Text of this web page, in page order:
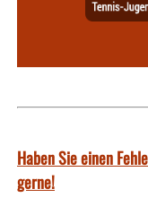
Haben Sie einen
gerne!